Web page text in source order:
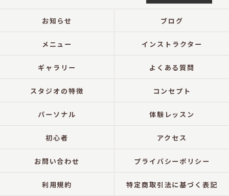
お知らせ ブログ
メニュー インストラクター
ギャラリー よくある質問
スタジオの特徴 コンセプト
パーソナル 体験レッスン
初心者 アクセス
お問い合わせ プライバシーポリシー
利用規約 特定商取引法に基づく表記